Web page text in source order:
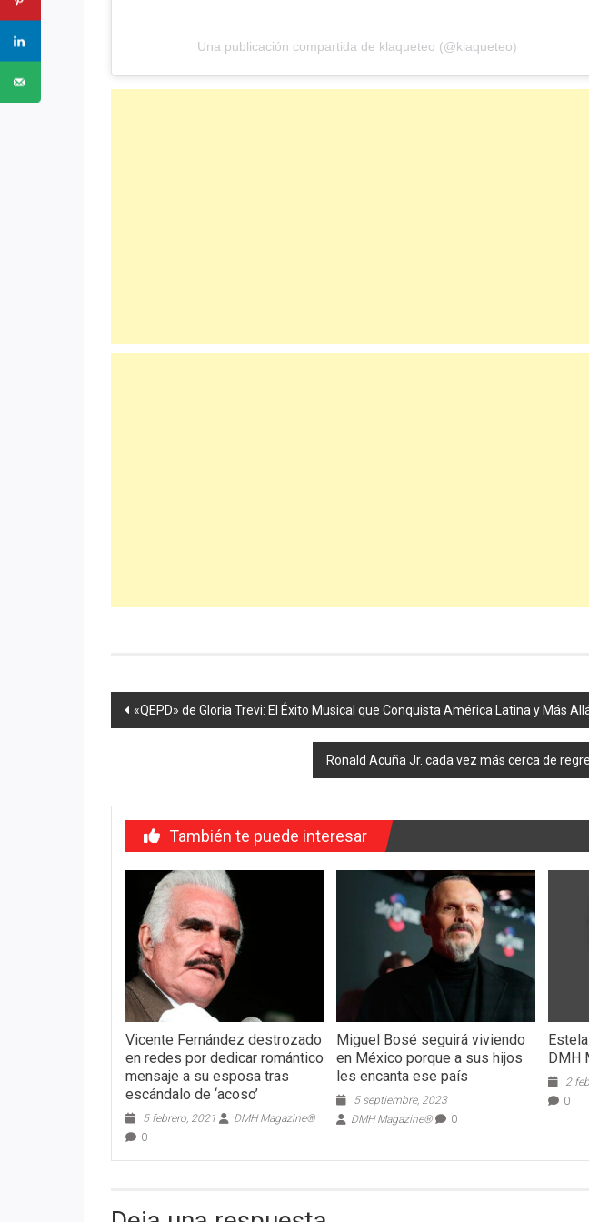
Una publicación compartida de klaqueteo (@klaqueteo)
Navegación
«QEPD» de Gloria Trevi: El Éxito Musical que Conquista América Latina y Más
Ronald Acuña Jr. cada vez más cerca de
También te puede interesar
Vicente Fernández destrozado
en redes por dedicar romántico
mensaje a su esposa tras
escándalo de ‘acoso’
5 febrero, 2021
DMH Magazine®
0
Miguel Bosé seguirá viviendo
en México porque a sus hijos
les encanta ese país
5 septiembre, 2023
DMH Magazine®
0
DMH
2
0